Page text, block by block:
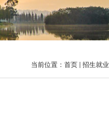
当前位置： 首页 招生就业